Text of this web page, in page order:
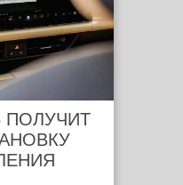
ПОЛУЧИТ